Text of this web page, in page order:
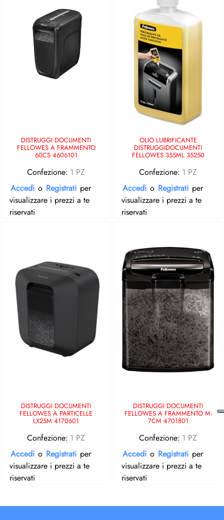
DISTRUGGI DOCUMENTI
FELLOWES A FRAMMENTO
60CS 4606101
Confezione: 1 PZ
Accedi o Registrati per
visualizzare i prezzi a te
riservati
OLIO LUBRIFICANTE
DISTRUGGIDOCUMENTI
FELLOWES 355ML 35250
Confezione: 1 PZ
Accedi o Registrati per
visualizzare i prezzi a te
riservati
DISTRUGGI DOCUMENTI
FELLOWES A PARTICELLE
LX25M 4170601
Confezione: 1 PZ
Accedi o Registrati per
visualizzare i prezzi a te
riservati
DISTRUGGI DOCUMENTI
FELLOWES A FRAMMENTO M-
7CM 4701801
Confezione: 1 PZ
Accedi o Registrati per
visualizzare i prezzi a te
riservati